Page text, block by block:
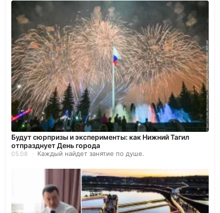
Будут сюрпризы и эксперименты: как Нижний Тагил
отпразднует День города
05.08 Каждый найдет занятие по душе.